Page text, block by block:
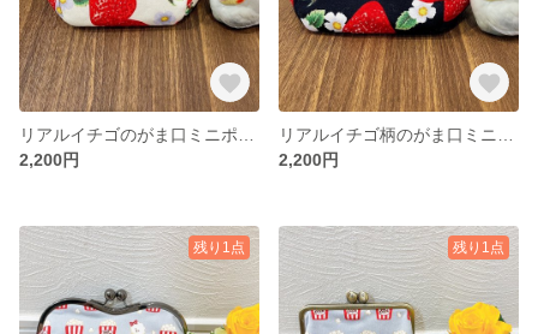
2,200円
2,200円
残り1点 残り1点